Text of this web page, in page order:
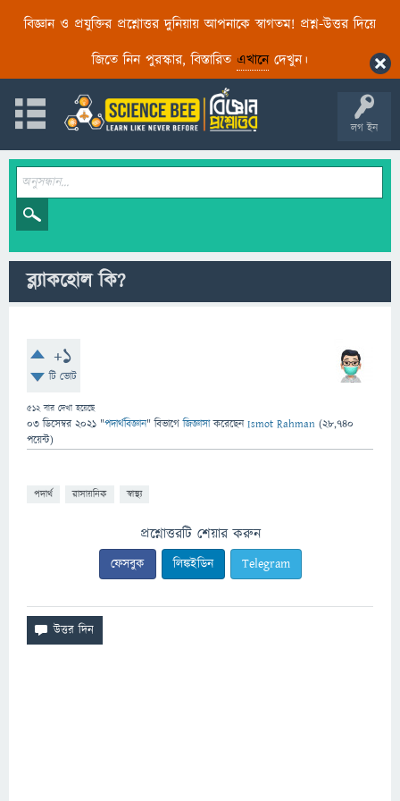
বিজ্ঞান ও প্রযুক্তির প্রশ্নোত্তর দুনিয়ায় আপনাকে স্বাগতম! প্রশ্ন-উত্তর দিয়ে
জিতে নিন পুরস্কার, বিস্তারিত এখানেদেখুন।
লগ ইন
ব্ল্যাকহোল কি?
+1
টি ভোট
512বার দেখা হয়েছে
03 ডিসেম্বর 2021 "পদার্থবিজ্ঞান" বিভাগে জিজ্ঞাসাকরেছেনIsmot Rahman (28,740
পয়েন্ট)
পদার্থ রাসায়নিক স্বাস্থ্য
প্রশ্নোত্তরটি শেয়ার করুন
ফেসবুক লিঙ্কইডিন Telegram